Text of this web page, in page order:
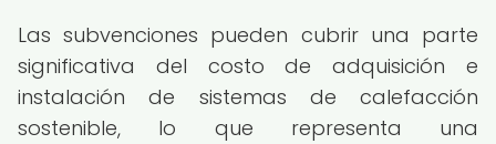
Las subvenciones pueden cubrir una parte
significativa del costo de adquisición e
instalación de sistemas de calefacción
sostenible, lo que representa una